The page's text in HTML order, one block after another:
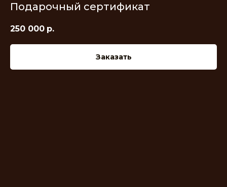
Подарочный сертификат
250 000 р.
Заказать